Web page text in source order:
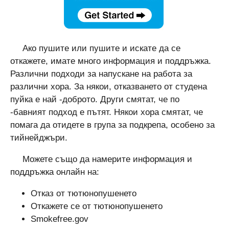
Ако пушите или пушите и искате да се
откажете, имате много информация и поддръжка.
Различни подходи за напускане на работа за
различни хора. За някои, отказването от студена
пуйка е най -доброто. Други смятат, че по
-бавният подход е пътят. Някои хора смятат, че
помага да отидете в група за подкрепа, особено за
тийнейджъри.
Можете също да намерите информация и
поддръжка онлайн на:
Отказ от тютюнопушенето
Откажете се от тютюнопушенето
Smokefree.gov